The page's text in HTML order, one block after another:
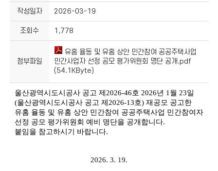
작성일자 2026-03-19
조회수 1,778
첨부파일
유홈 율동 및 유홈 상안 민간참여 공공주택사업
민간사업자 선정 공모 평가위원회 명단 공개.pdf
(54.1KByte)
울산광역시도시공사 공고 제2026-46호 2026년 1월 23일
(울산광역시도시공사 공고 제 2026-13호) 재공모 공고한
유홈 율동 및 유홈 상안 민간참여 공공주택사업 민간참여자
선정 공모 평가위원회 예비 명단을 공개합니다.
붙임을 참고하시기 바랍니다.
2026. 3. 19.